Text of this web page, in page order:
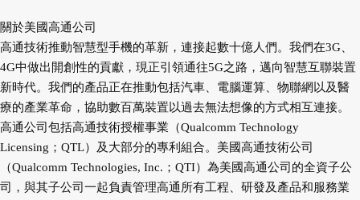
關於美國高通公司
高通技術推動智慧型手機的革新，連接起數十億人們。我們在3G、
4G中做出開創性的貢獻，現正引領通往5G之路，邁向智慧互聯裝置
新時代。我們的產品正在推動包括汽車、電腦運算、物聯網以及醫
療的產業革命，協助數百萬裝置以過去無法想像的方式相互連接。
高通公司包括高通技術授權事業（Qualcomm Technology
Licensing；QTL）及大部分的專利組合。美國高通技術公司
（Qualcomm Technologies, Inc.；QTI）為美國高通公司的全資子公
司，與其子公司一起負責管理高通所有工程、研發及產品和服務業